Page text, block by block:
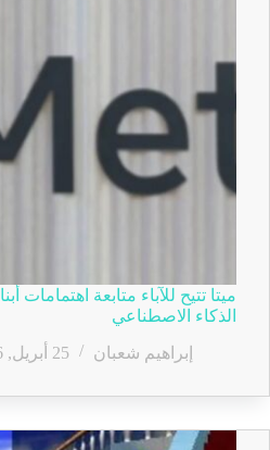
ميتا تتيح للآباء متابعة اهتمامات
الذكاء الاصطناعي
إبراهيم شعبان
25 أبريل, 2026